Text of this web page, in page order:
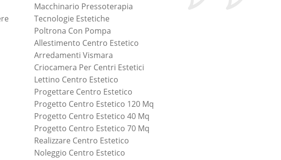
Macchinario Pressoterapia
Tecnologie Estetiche
Poltrona Con Pompa
Allestimento Centro Estetico
Arredamenti Vismara
Criocamera Per Centri Estetici
Lettino Centro Estetico
Progettare Centro Estetico
Progetto Centro Estetico 120 Mq
Progetto Centro Estetico 40 Mq
Progetto Centro Estetico 70 Mq
Realizzare Centro Estetico
Noleggio Centro Estetico